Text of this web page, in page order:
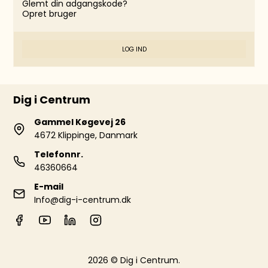
Glemt din adgangskode?
Opret bruger
LOG IND
Dig i Centrum
Gammel Køgevej 26
4672 Klippinge, Danmark
Telefonnr.
46360664
E-mail
Info@dig-i-centrum.dk
2026 © Dig i Centrum.